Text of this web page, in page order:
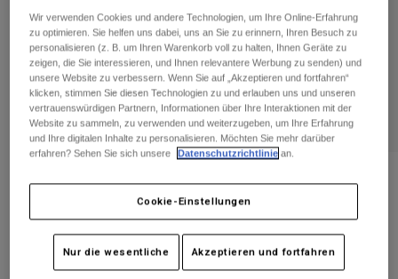
Handschuhe
Protektoren
Brillen
Zubehör
Protektoren
Brillen
Socken
Taschen & Zubehör
Spare parts
Damen
T-Shirts & Tops
Hoodies und Pullover
Jacken
Hosen
Shirts
Alle anzeigen
Moto
Helme
Jerseys
Hosen
Handschuhe
Handschuhe Defend Thermo - CE
Artikelnr.31323
Price reduced from
€ 44,99to€ 26,99 40% OFF
Wir verwenden Cookies und andere Technologien, um Ihre Online-Erfahrung
zu optimieren. Sie helfen uns dabei, uns an Sie zu erinnern, Ihren Besuch zu
personalisieren (z. B. um Ihren Warenkorb voll zu halten, Ihnen Geräte zu
zeigen, die Sie interessieren, und Ihnen relevantere Werbung zu senden) und
unsere Website zu verbessern. Wenn Sie auf „Akzeptieren und fortfahren“
klicken, stimmen Sie diesen Technologien zu und erlauben uns und unseren
vertrauenswürdigen Partnern, Informationen über Ihre Interaktionen mit der
Website zu sammeln, zu verwenden und weiterzugeben, um Ihre Erfahrung
und Ihre digitalen Inhalte zu personalisieren. Möchten Sie mehr darüber
erfahren? Sehen Sie sich unsere
Datenschutzrichtlinie an.
Cookie-Einstellungen
Nur die wesentliche Akzeptieren und fortfahren